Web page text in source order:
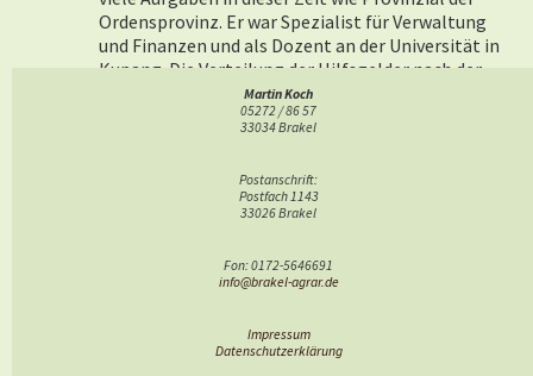
Ordensprovinz. Er war Spezialist für Verwaltung
und Finanzen und als Dozent an der Universität in
Kupang. Die Verteilung der Hilfsgelder nach der
Tsunami-Flutwelle vom Dezember 2004 (mit
170.000 Toten allein in Indonesien) war eine seiner
die allesamt in Händen von indonesischen
Diözesanpriestern sind. Die Verbundenheit mit der
Sievers hatte 5 Brüder. (Quelle
Ordens vom Februar 2019).
Martin Koch
05272 / 86 57
33034 Brakel
Postanschrift:
Postfach 1143
33026 Brakel
Fon: 0172-5646691
info@brakel-agrar.de
Impressum
Datenschutzerklärung